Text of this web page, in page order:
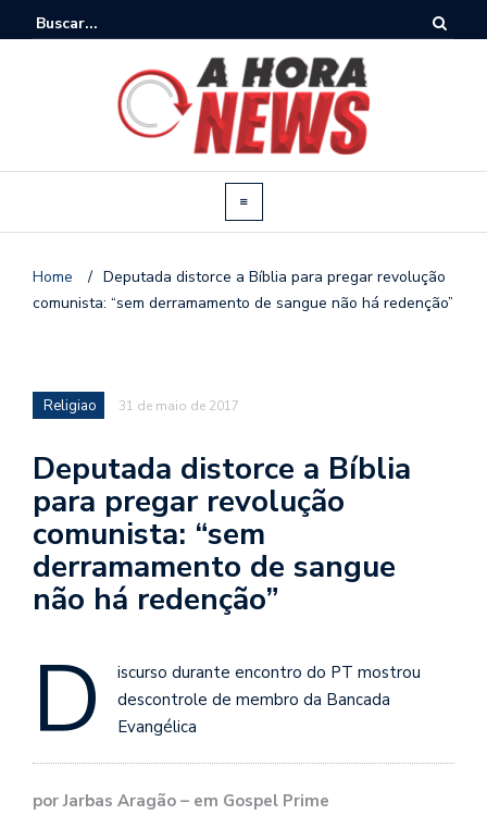
Home / Deputada distorce a Bíblia para pregar revolução
comunista: “sem derramamento de sangue não há redenção”
Religiao 31 de maio de 2017
Deputada distorce a Bíblia
para pregar revolução
comunista: “sem
derramamento de sangue
não há redenção”
D
iscurso durante encontro do PT mostrou
descontrole de membro da Bancada
Evangélica
por Jarbas Aragão – em Gospel Prime